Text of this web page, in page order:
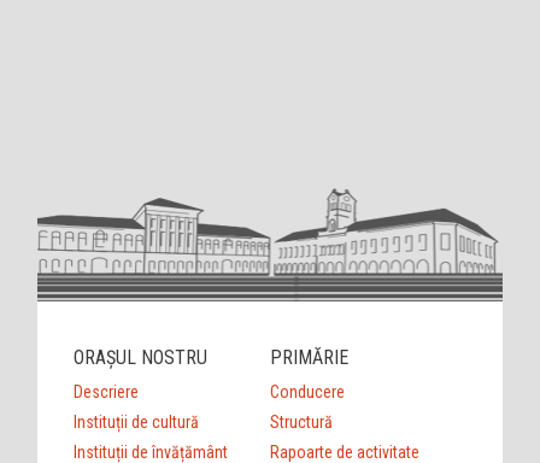
ORAȘUL NOSTRU
Descriere
Instituții de cultură
Instituții de învățământ
PRIMĂRIE
Conducere
Structură
Rapoarte de activitate